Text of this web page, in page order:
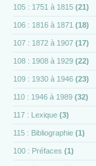
105 : 1751 à 1815 (21)
106 : 1816 à 1871 (18)
107 : 1872 à 1907 (17)
108 : 1908 à 1929 (22)
109 : 1930 à 1946 (23)
110 : 1946 à 1989 (32)
117 : Lexique (3)
115 : Bibliographie (1)
100 : Préfaces (1)